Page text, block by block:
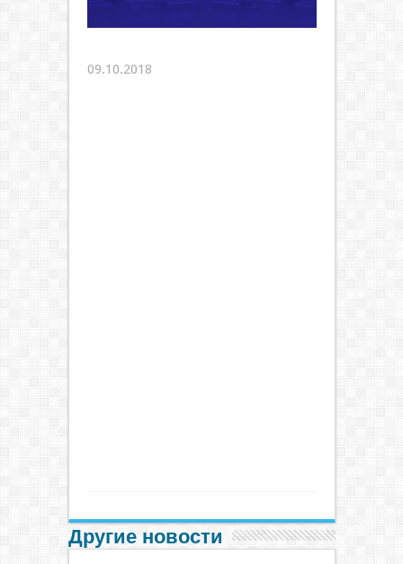
09.10.2018
Другие новости